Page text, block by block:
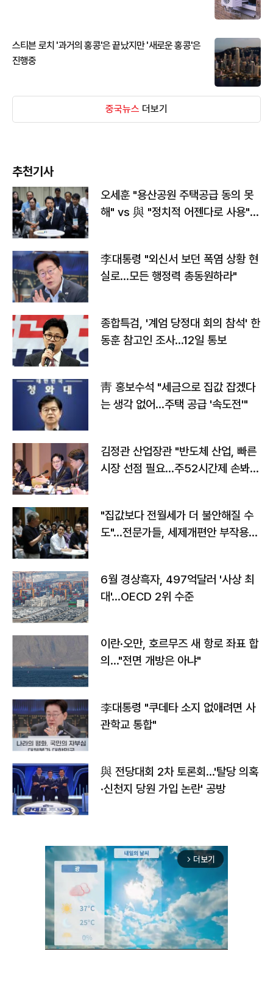
스티븐 로치 '과거의 홍콩'은 끝났지만 '새로운 홍콩'은
진행중
중국뉴스 더보기
추천기사
오세훈 "용산공원 주택공급 동의 못
해" vs 與 "정치적 어젠다로 사용"
李대통령 "외신서 보던 폭염 상황 현
실로…모든 행정력 총동원하라"
종합특검, '계엄 당정대 회의 참석' 한
동훈 참고인 조사...12일 통보
靑 홍보수석 "세금으로 집값 잡겠다
는 생각 없어…주택 공급 '속도전'"
김정관 산업장관 "반도체 산업, 빠른
시장 선점 필요…주52시간제 손봐
"집값보다 전월세가 더 불안해질 수
도"…전문가들, 세제개편안 부작용
6월 경상흑자, 497억달러 '사상 최
대'…OECD 2위 수준
이란·오만, 호르무즈 새 항로 좌표 합
의…"전면 개방은 아냐"
李대통령 "쿠데타 소지 없애려면 사
관학교 통합"
與 전당대회 2차 토론회…'탈당 의혹
·신천지 당원 가입 논란' 공방
arrow_forward_ios 더보기